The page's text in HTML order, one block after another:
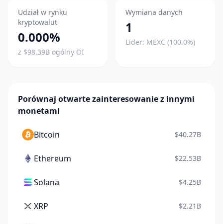
Udział w rynku
kryptowalut
0.000%
z $98.39B ogólny OI
Wymiana danych
1
Lider: MEXC (100.0%)
Porównaj otwarte zainteresowanie z innymi
monetami
Bitcoin $40.27B
Ethereum $22.53B
Solana $4.25B
XRP $2.21B